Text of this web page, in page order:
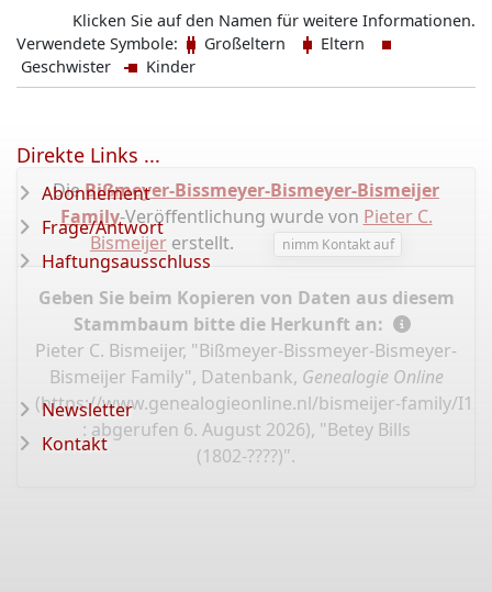
Klicken Sie auf den Namen für weitere Informationen.
Verwendete Symbole:
Großeltern
Eltern
Geschwister
Kinder
DieBißmeyer-Bissmeyer-Bismeyer-Bismeijer
Family-Veröffentlichung wurde von Pieter C.
Bismeijererstellt. nimm Kontakt auf
Geben Sie beim Kopieren von Daten aus diesem
Stammbaum bitte die Herkunft an:
Pieter C. Bismeijer, "Bißmeyer-Bissmeyer-Bismeyer-
Bismeijer Family", Datenbank, Genealogie Online
(https://www.genealogieonline.nl/bismeijer-family/
: abgerufen 6. August 2026), "Betey Bills
(1802-????)".
Direkte Links ...
Abonnement
Frage/Antwort
Haftungsausschluss
Newsletter
Kontakt